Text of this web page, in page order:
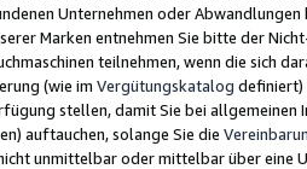
Unternehmen oder
Marken entnehmen Sie bitte der
teilnehmen, wenn die sich
(wie im Vergütungskatalog definiert)
stellen, damit Sie bei
auftauchen, solange Sie die
unmittelbar oder mittelbar über eine